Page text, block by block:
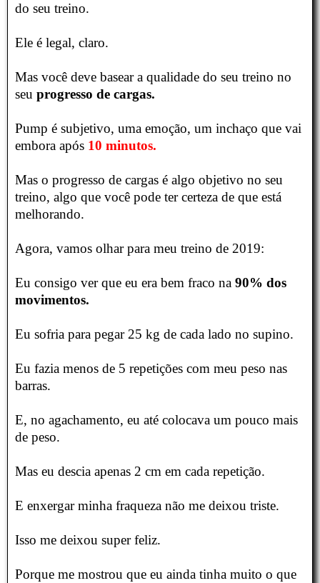
do seu treino.
Ele é legal, claro.
Mas você deve basear a qualidade do seu treino no
seu progresso de cargas.
Pump é subjetivo, uma emoção, um inchaço que vai
embora após 10 minutos.
Mas o progresso de cargas é algo objetivo no seu
treino, algo que você pode ter certeza de que está
melhorando.
Agora, vamos olhar para meu treino de 2019:
Eu consigo ver que eu era bem fraco na 90% dos
movimentos.
Eu sofria para pegar 25 kg de cada lado no supino.
Eu fazia menos de 5 repetições com meu peso nas
barras.
E, no agachamento, eu até colocava um pouco mais
de peso.
Mas eu descia apenas 2 cm em cada repetição.
E enxergar minha fraqueza não me deixou triste.
Isso me deixou super feliz.
Porque me mostrou que eu ainda tinha muito o que